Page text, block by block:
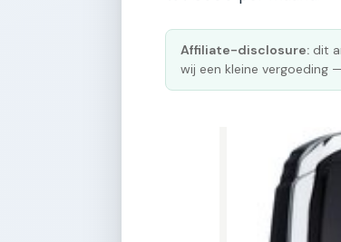
Affiliate-disclosure: dit
wij een kleine vergoeding